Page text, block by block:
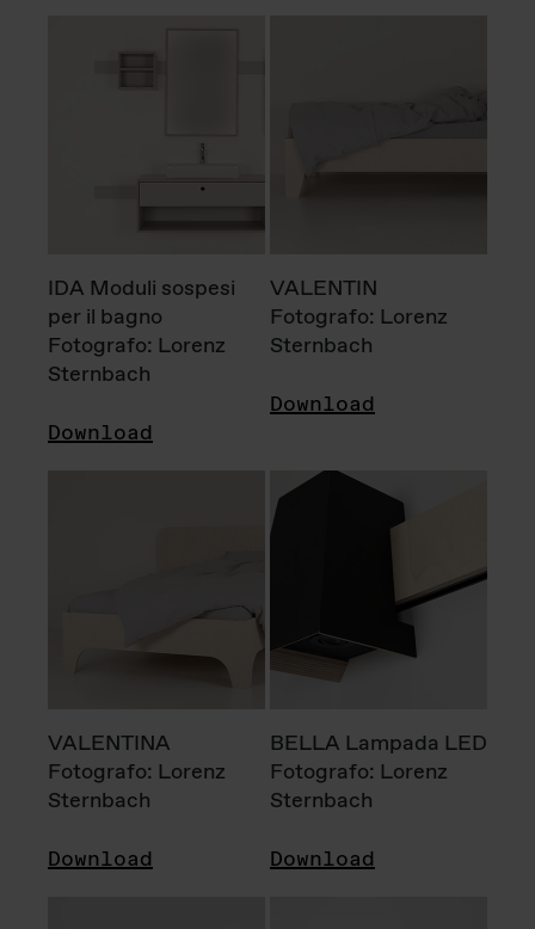
IDA Moduli sospesi
per il bagno
Fotografo: Lorenz
Sternbach
Download
VALENTIN
Fotografo: Lorenz
Sternbach
Download
VALENTINA
Fotografo: Lorenz
Sternbach
Download
BELLA Lampada LED
Fotografo: Lorenz
Sternbach
Download